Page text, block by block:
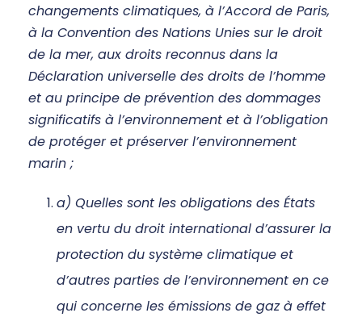
changements climatiques, à l’Accord de Paris,
à la Convention des Nations Unies sur le droit
de la mer, aux droits reconnus dans la
Déclaration universelle des droits de l’homme
et au principe de prévention des dommages
significatifs à l’environnement et à l’obligation
de protéger et préserver l’environnement
marin ;
a) Quelles sont les obligations des États
en vertu du droit international d’assurer la
protection du système climatique et
d’autres parties de l’environnement en ce
qui concerne les émissions de gaz à effet